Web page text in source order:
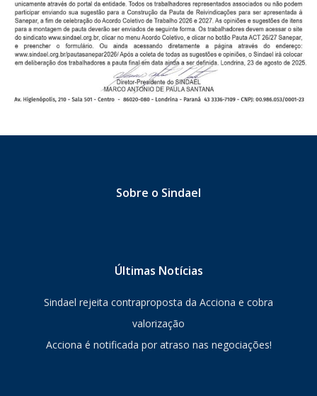
Sobre o Sindael
Últimas Notícias
Sindael rejeita contraproposta da Acciona e cobra
valorização
Acciona é notificada por atraso nas negociações!